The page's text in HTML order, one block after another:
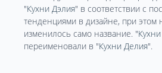
"Кухни Дэлия" в соответствии с
тенденциями в дизайне, при этом
изменилось само название. "
переименовали в "Кухни Делия".